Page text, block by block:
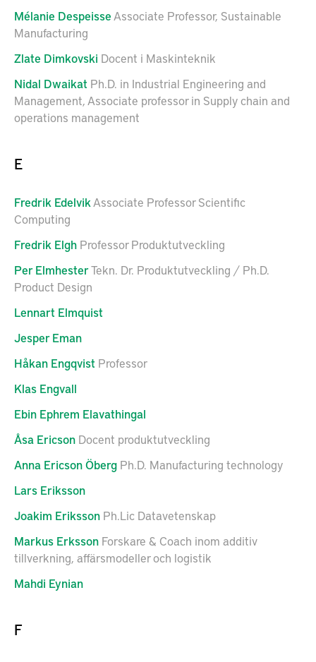
Mélanie DespeisseAssociate Professor, Sustainable
Manufacturing
Zlate Dimkovski Docent i Maskinteknik
Nidal Dwaikat Ph.D. in Industrial Engineering and
Management, Associate professor in Supply chain and
operations management
E
Fredrik EdelvikAssociate Professor Scientific
Computing
Fredrik Elgh Professor Produktutveckling
Per ElmhesterTekn. Dr. Produktutveckling / Ph.D.
Product Design
Lennart Elmquist
Jesper Eman
Håkan Engqvist Professor
Klas Engvall
Ebin Ephrem Elavathingal
Åsa Ericson Docent produktutveckling
Anna Ericson Öberg Ph.D. Manufacturing technology
Lars Eriksson
Joakim Eriksson Ph.Lic Datavetenskap
Markus Erksson Forskare & Coach inom additiv
tillverkning, affärsmodeller och logistik
Mahdi Eynian
F